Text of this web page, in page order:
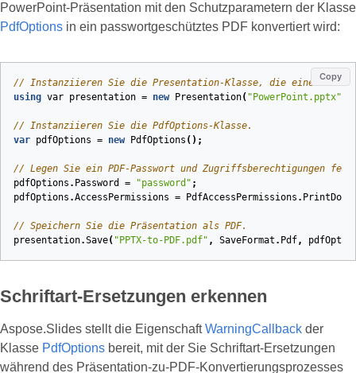
PowerPoint‑Präsentation mit den Schutzparametern der Klasse
PdfOptions in ein passwortgeschütztes PDF konvertiert wird:
Copy
// Instanziieren Sie die Presentation‑Klasse, die eine
using var presentation = new Presentation( "PowerPoint.pptx"
// Instanziieren Sie die PdfOptions‑Klasse.
var pdfOptions = new PdfOptions ();
// Legen Sie ein PDF‑Passwort und Zugriffsberechtigungen
pdfOptions . Password = "password" ;
pdfOptions .AccessPermissions = PdfAccessPermissions .
// Speichern Sie die Präsentation als PDF.
presentation.Save( "PPTX-to-PDF.pdf" , SaveFormat . Pdf,
Schriftart‑Ersetzungen erkennen
Aspose.Slides stellt die EigenschaftWarningCallback der
Klasse PdfOptions bereit, mit der Sie Schriftart‑Ersetzungen
während des Präsentation‑zu‑PDF‑Konvertierungsprozesses